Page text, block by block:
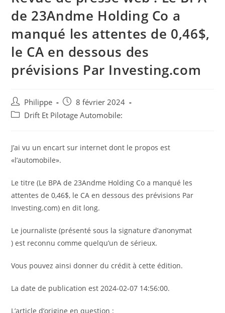
de 23Andme Holding Co a
manqué les attentes de 0,46$,
le CA en dessous des
prévisions Par Investing.com
Auteur/autrice
de
Philippe
Post
published:
8 février 2024
PostDrift Et Pilotage Automobile:
J’ai vu un encart sur internet dont le propos est
«l’automobile».
Le titre (Le BPA de 23Andme Holding Co a manqué les
attentes de 0,46$, le CA en dessous des prévisions Par
Investing.com) en dit long.
Le journaliste (présenté sous la signature d’anonymat
) est reconnu comme quelqu’un de sérieux.
Vous pouvez ainsi donner du crédit à cette édition.
La date de publication est 2024-02-07 14:56:00.
L’article d’origine en question :